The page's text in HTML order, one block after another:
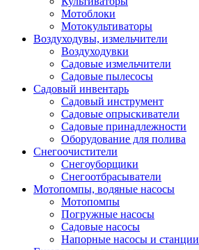
Мотоблоки
Мотокультиваторы
Воздуходувы, измельчители
Воздуходувки
Садовые измельчители
Садовые пылесосы
Садовый инвентарь
Садовый инструмент
Садовые опрыскиватели
Садовые принадлежности
Оборудование для полива
Снегоочистители
Снегоуборщики
Снегоотбрасыватели
Мотопомпы, водяные насосы
Мотопомпы
Погружные насосы
Садовые насосы
Напорные насосы и станции